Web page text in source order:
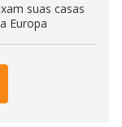
suas casas
Europa